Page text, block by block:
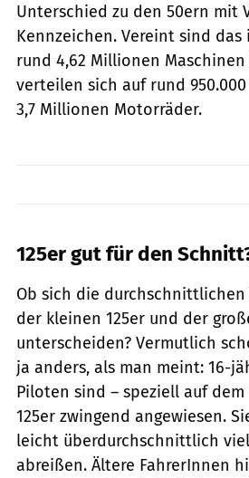
Unterschied zu den 50ern mit
Kennzeichen. Vereint sind das
rund 4,62 Millionen Maschinen
verteilen sich auf rund
3,7 Millionen Motorräder.
125er gut für den
Ob sich die durchschnittlichen
der kleinen 125er und der
unterscheiden? Vermutlich
ja anders, als man meint: 16-
Piloten sind – speziell auf
125er zwingend angewiesen.
leicht überdurchschnittlich
abreißen. Ältere FahrerInnen